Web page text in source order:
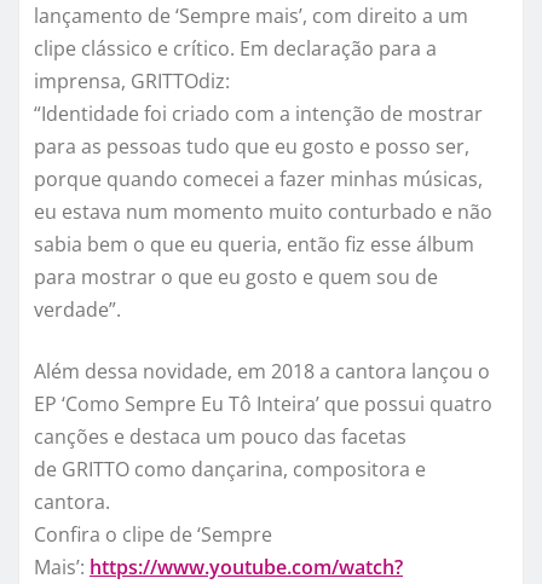
lançamento de ‘Sempre mais’, com direito a um
clipe clássico e crítico. Em declaração para a
imprensa, GRITTOdiz:
“Identidade foi criado com a intenção de mostrar
para as pessoas tudo que eu gosto e posso ser,
porque quando comecei a fazer minhas músicas,
eu estava num momento muito conturbado e não
sabia bem o que eu queria, então fiz esse álbum
para mostrar o que eu gosto e quem sou de
verdade”.
Além dessa novidade, em 2018 a cantora lançou o
EP ‘Como Sempre Eu Tô Inteira’ que possui quatro
canções e destaca um pouco das facetas
de GRITTO como dançarina, compositora e
cantora.
Confira o clipe de ‘Sempre
Mais’: https://www.youtube.com/watch?